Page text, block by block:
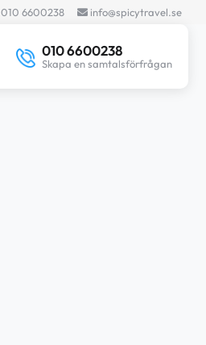
010 6600238 info@spicytravel.se
010 6600238
Skapa en samtalsförfrågan